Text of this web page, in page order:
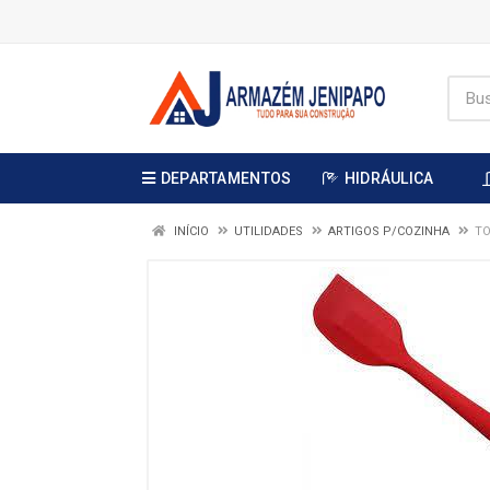
DEPARTAMENTOS HIDRÁULICA
INÍCIO UTILIDADES ARTIGOS P/COZINHA